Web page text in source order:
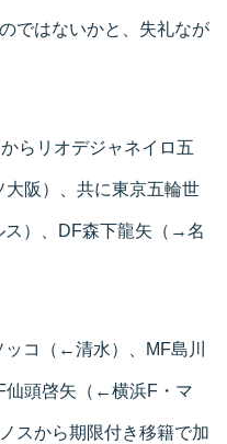
ではないかと、失礼なが
らリオデジャネイロ五
阪）、共に東京五輪世
）、DF森下龍矢（→名
コ（←清水）、MF島川
仙頭啓矢（←横浜F・マ
スから期限付き移籍で加